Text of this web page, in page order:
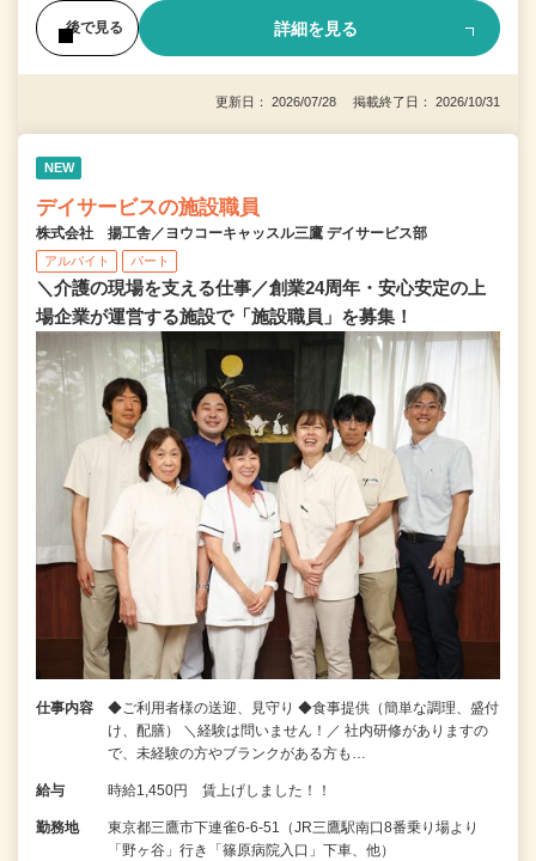
後で見る 詳細を見る
更新日： 2026/07/28 掲載終了日： 2026/10/31
NEW
デイサービスの施設職員
株式会社 揚工舎／ヨウコーキャッスル三鷹 デイサービス部
アルバイト パート
＼介護の現場を支える仕事／創業24周年・安心安定の上
場企業が運営する施設で「施設職員」を募集！
仕事内容
◆ご利用者様の送迎、見守り ◆食事提供（簡単な調理、盛付
け、配膳） ＼経験は問いません！／ 社内研修がありますの
で、未経験の方やブランクがある方も…
給与 時給1,450円 賃上げしました！！
勤務地
東京都三鷹市下連雀6-6-51（JR三鷹駅南口8番乗り場より
「野ヶ谷」行き「篠原病院入口」下車、他）